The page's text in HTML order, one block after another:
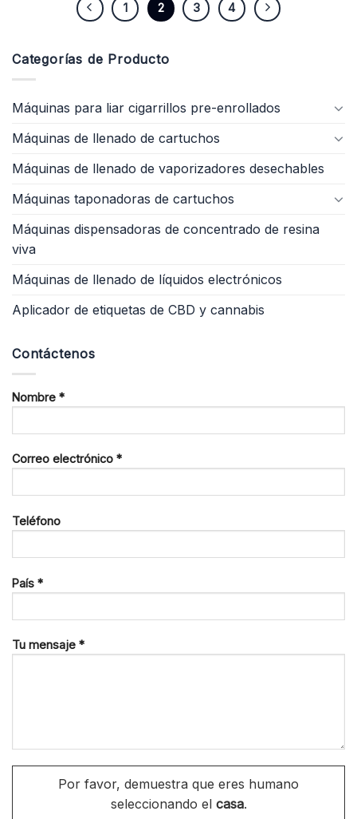
Categorías de Producto
Máquinas para liar cigarrillos pre-enrollados
Máquinas de llenado de cartuchos
Máquinas de llenado de vaporizadores desechables
Máquinas taponadoras de cartuchos
Máquinas dispensadoras de concentrado de resina
viva
Máquinas de llenado de líquidos electrónicos
Aplicador de etiquetas de CBD y cannabis
Contáctenos
Nombre *
Correo electrónico *
Teléfono
País *
Tu mensaje *
Por favor, demuestra que eres humano
seleccionando elcasa.
1 2 3 4